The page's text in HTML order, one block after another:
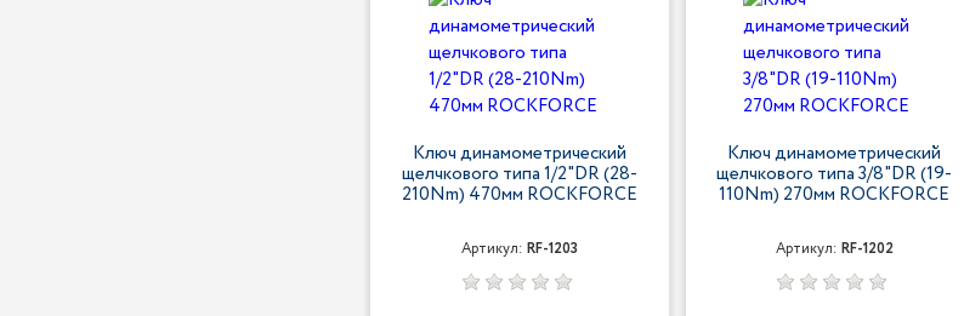
Ключ динамометрический
щелчкового типа 1/2"DR (28-
210Nm) 470мм ROCKFORCE
Артикул: RF-1203
Ключ динамометрический
щелчкового типа 3/8"DR (19-
110Nm) 270мм ROCKFORCE
Артикул: RF-1202